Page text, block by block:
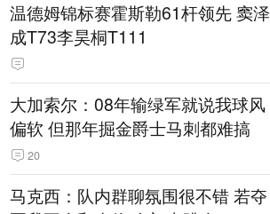
温德姆锦标赛霍斯勒61杆领先 窦泽
成T73李昊桐T111
大加索尔：08年输绿军就说我球风
偏软 但那年掘金爵士马刺都难搞
20
马克西：队内群聊氛围很不错 若夺